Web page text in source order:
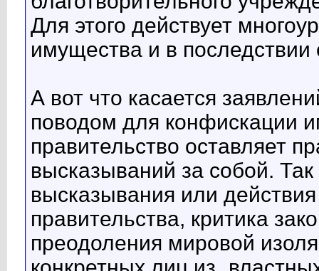
Для этого действует
имущества и в
А вот что касается
поводом для конфискации
правительство оставляет
высказываний за собой.
высказывания или
правительства, критика
преодоления мировой